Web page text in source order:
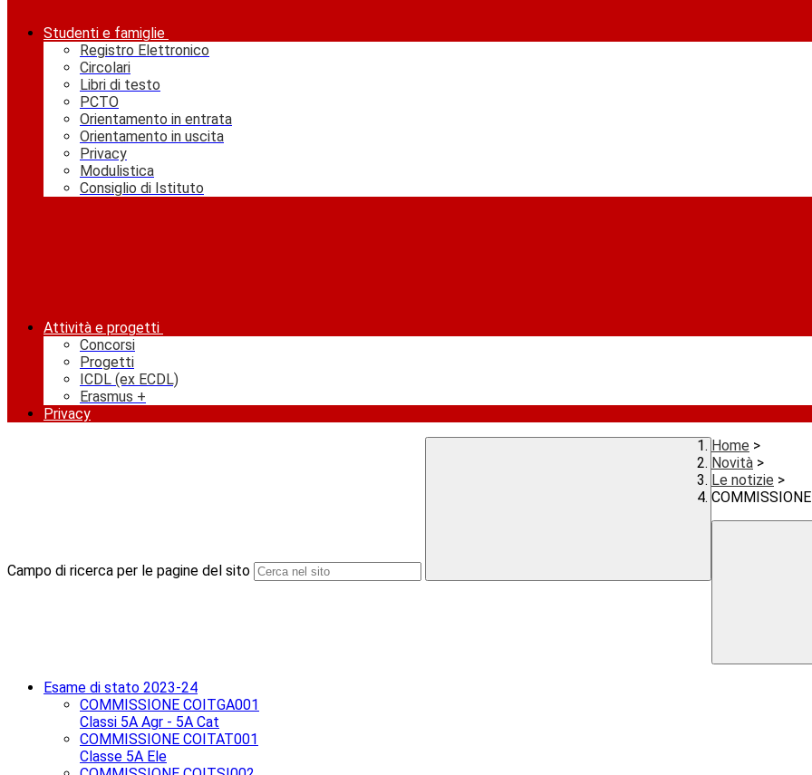
Studenti e famiglie
Registro Elettronico
Circolari
Libri di testo
PCTO
Orientamento in entrata
Orientamento in uscita
Privacy
Modulistica
Consiglio di Istituto
Attività e progetti
Concorsi
Progetti
ICDL (ex ECDL)
Erasmus +
Privacy
Campo di ricerca per le pagine del sito
Home >
Novità >
Le notizie >
Esame di stato 2023-24
COMMISSIONE COITGA001
Classi 5A Agr - 5A Cat
COMMISSIONE COITAT001
Classe 5A Ele